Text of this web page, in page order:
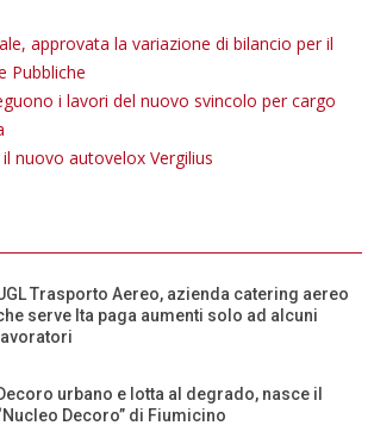
approvata la variazione di bilancio per il
Pubbliche
i lavori del nuovo svincolo per cargo
il nuovo autovelox Vergilius
Trasporto Aereo, azienda catering aereo
serve Ita paga aumenti solo ad alcuni
lavoratori
urbano e lotta al degrado, nasce il
Decoro” di Fiumicino